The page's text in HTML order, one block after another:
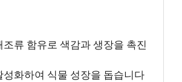
조류 함유로 색감과 생장을 촉진
성화하여 식물 성장을 돕습니다